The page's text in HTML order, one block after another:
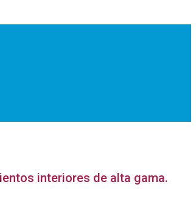
interiores de alta gama.